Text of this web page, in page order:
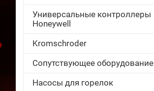
Универсальные контроллеры
Honeywell
Kromschroder
Сопутствующее оборудование
Насосы для горелок